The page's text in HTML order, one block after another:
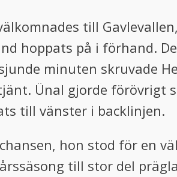
till
hoppats på i förhand.
minuten skruvade
Ünal gjorde
till vänster i backlinjen.
hon stod för en
till stor del